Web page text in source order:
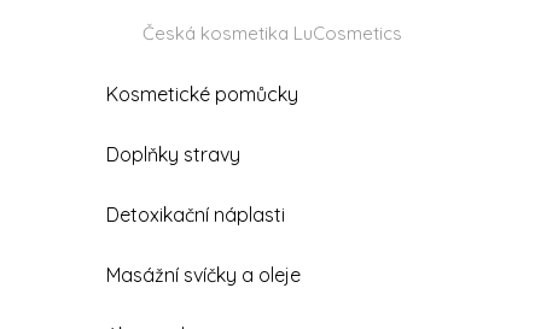
Česká kosmetika LuCosmetics
Kosmetické pomůcky
Doplňky stravy
Detoxikační náplasti
Masážní svíčky a oleje